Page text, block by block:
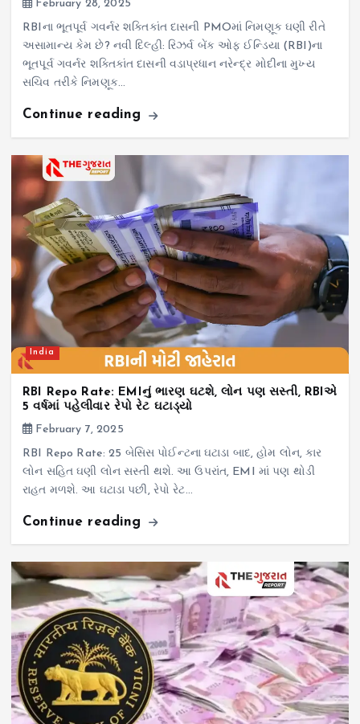
February 28, 2025
RBIના ભૂતપૂર્વ ગવર્નર શક્તિકાંત દાસની PMOમાં નિમણૂક ઘણી રીતે
અસામાન્ય કેમ છે? નવી દિલ્હી: રિઝર્વ બેંક ઓફ ઈન્ડિયા (RBI)ના
ભૂતપૂર્વ ગવર્નર શક્તિકાંત દાસની વડાપ્રધાન નરેન્દ્ર મોદીના મુખ્ય
સચિવ તરીકે નિમણૂક…
Continue reading
India
RBI Repo Rate: EMIનું ભારણ ઘટશે, લોન પણ સસ્તી, RBIએ
5 વર્ષમાં પહેલીવાર રેપો રેટ ઘટાડ્યો
February 7, 2025
RBI Repo Rate: 25 બેસિસ પોઈન્ટના ઘટાડા બાદ, હોમ લોન, કાર
લોન સહિત ઘણી લોન સસ્તી થશે. આ ઉપરાંત, EMI માં પણ થોડી
રાહત મળશે. આ ઘટાડા પછી, રેપો રેટ…
Continue reading